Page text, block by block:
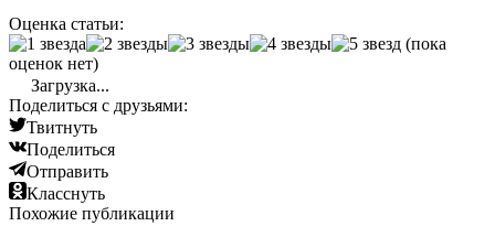
Оценка статьи:
(пока
оценок нет)
Загрузка...
Поделиться с друзьями:
Твитнуть
Поделиться
Отправить
Класснуть
Похожие публикации